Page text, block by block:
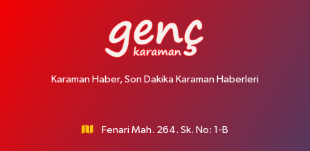
Karaman Haber, Son Dakika Karaman Haberleri
Fenari Mah. 264. Sk. No: 1-B